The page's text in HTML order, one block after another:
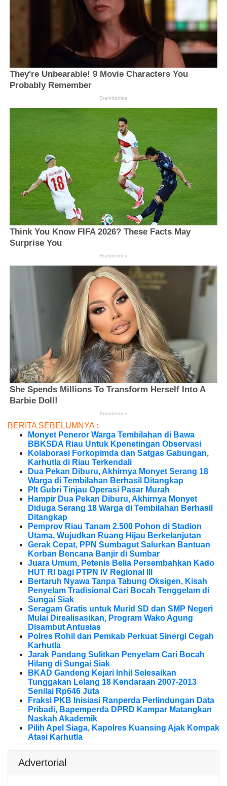
BERITA SEBELUMNYA :
Monyet Peneror Warga Tembilahan di Bawa
BBKSDA Riau Untuk Kpenetingan Observasi
Kolaborasi Forkopimda dan Satgas Gabungan,
Karhutla di Riau Terkendali
Dua Pekan Diburu, Akhirnya Monyet Serang 18
Warga di Tembilahan Berhasil Ditangkap
Plt Gubri Tinjau Operasi Pasar Murah
Hampir Dua Pekan Diburu, Akhirnya Monyet
Diduga Serang 18 Warga di Tembilahan Berhasil
Ditangkap
Pemprov Riau Tanam 2.500 Pohon di Stadion
Utama, Wujudkan Ruang Hijau Berkelanjutan
Gerak Cepat, PPN Sumbagut Salurkan Bantuan
Korban Bencana Banjir di Sumbar
Juara Umum, Petenis Belia Persembahkan Kado
HUT RI bagi PTPN IV Regional III
Bertaruh Nyawa Tanpa Tabung Oksigen, Kisah
Penyelam Tradisional Cari Bocah Tenggelam di
Sungai Siak
Seragam Gratis untuk Murid SD dan SMP Negeri
Mulai Direalisasikan, Program Wako Agung
Disambut Antusias
Polres Rohil dan Pemkab Perkuat Sinergi Cegah
Karhutla
Jarak Pandang Sulitkan Penyelam Cari Bocah
Hilang di Sungai Siak
BKAD Gandeng Kejari Inhil Selesaikan
Tunggakan Lelang 18 Kendaraan 2007-2013
Senilai Rp646 Juta
Fraksi PKB Inisiasi Ranperda Perlindungan Data
Pribadi, Bapemperda DPRD Kampar Matangkan
Naskah Akademik
Pilih Apel Siaga, Kapolres Kuansing Ajak Kompak
Atasi Karhutla
Advertorial